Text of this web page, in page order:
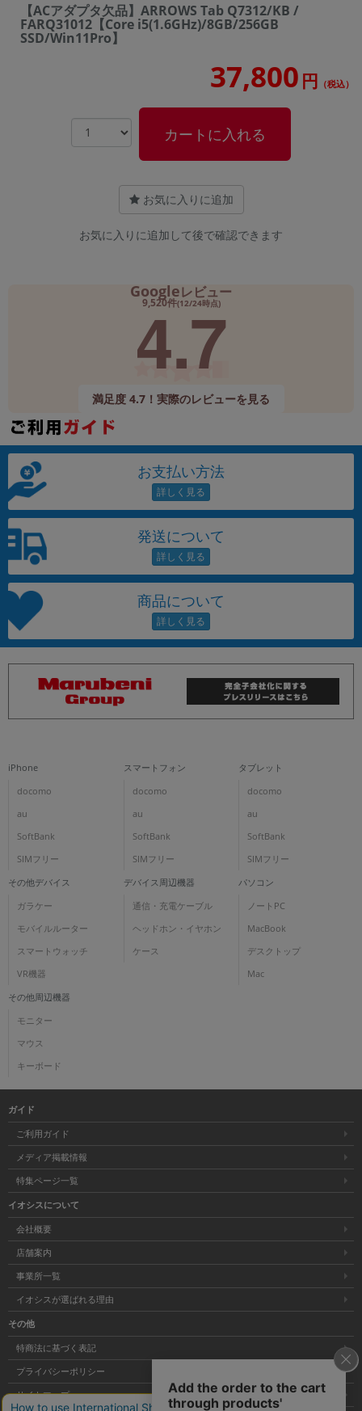
【ACアダプタ欠品】ARROWS Tab Q7312/KB /
FARQ31012【Core i5(1.6GHz)/8GB/256GB
SSD/Win11Pro】
37,800 円 （税込）
カートに入れる
お気に入りに追加
お気に入りに追加して後で確認できます
Googleレビュー
9,520件(12/24時点)
4.7
満足度 4.7！実際のレビューを見る
お支払い方法
発送について
商品について
iPhone
docomo
au
SoftBank
SIMフリー
スマートフォン
docomo
au
SoftBank
SIMフリー
タブレット
docomo
au
SoftBank
SIMフリー
その他デバイス
ガラケー
モバイルルーター
スマートウォッチ
VR機器
デバイス周辺機器
通信・充電ケーブル
ヘッドホン・イヤホン
ケース
パソコン
ノートPC
MacBook
デスクトップ
Mac
その他周辺機器
モニター
マウス
キーボード
ガイド
ご利用ガイド
メディア掲載情報
特集ページ一覧
イオシスについて
会社概要
店舗案内
事業所一覧
イオシスが選ばれる理由
その他
特商法に基づく表記
プライバシーポリシー
サイトマップ